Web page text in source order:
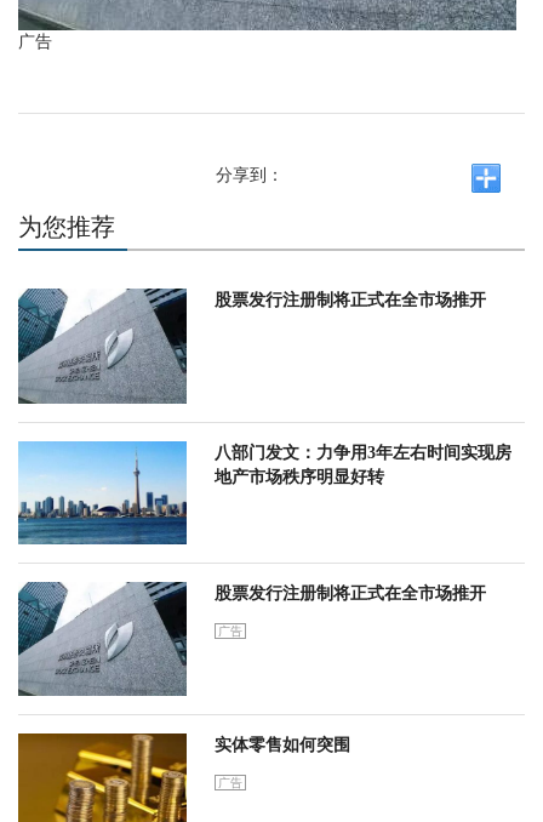
广告
分享到：
为您推荐
股票发行注册制将正式在全市场推开
八部门发文：力争用3年左右时间实现房
地产市场秩序明显好转
股票发行注册制将正式在全市场推开
广告
实体零售如何突围
广告